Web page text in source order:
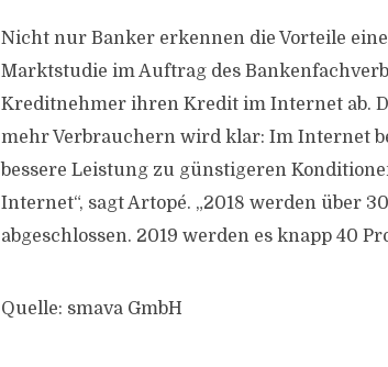
Nicht nur Banker erkennen die Vorteile
Marktstudie im Auftrag des
Kreditnehmer ihren Kredit im Internet ab.
mehr Verbrauchern wird klar: Im Internet
bessere Leistung zu günstigeren
Internet“, sagt Artopé. „2018 werden über
abgeschlossen. 2019 werden es knapp 40
Quelle: smava GmbH